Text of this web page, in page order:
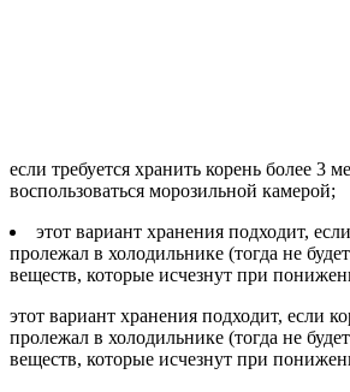
если требуется хранить корень более 3
воспользоваться морозильной камерой;
этот вариант хранения подходит,
пролежал в холодильнике (тогда не
веществ, которые исчезнут при
этот вариант хранения подходит, если
пролежал в холодильнике (тогда не
веществ, которые исчезнут при